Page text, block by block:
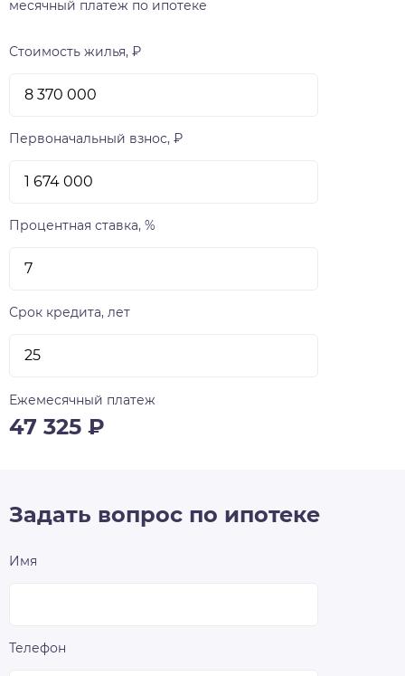
месячный платеж по ипотеке
Стоимость жилья, ₽
Первоначальный взнос, ₽
Процентная ставка, %
Срок кредита, лет
Ежемесячный платеж
47 325 ₽
Задать вопрос по ипотеке
Имя
Телефон